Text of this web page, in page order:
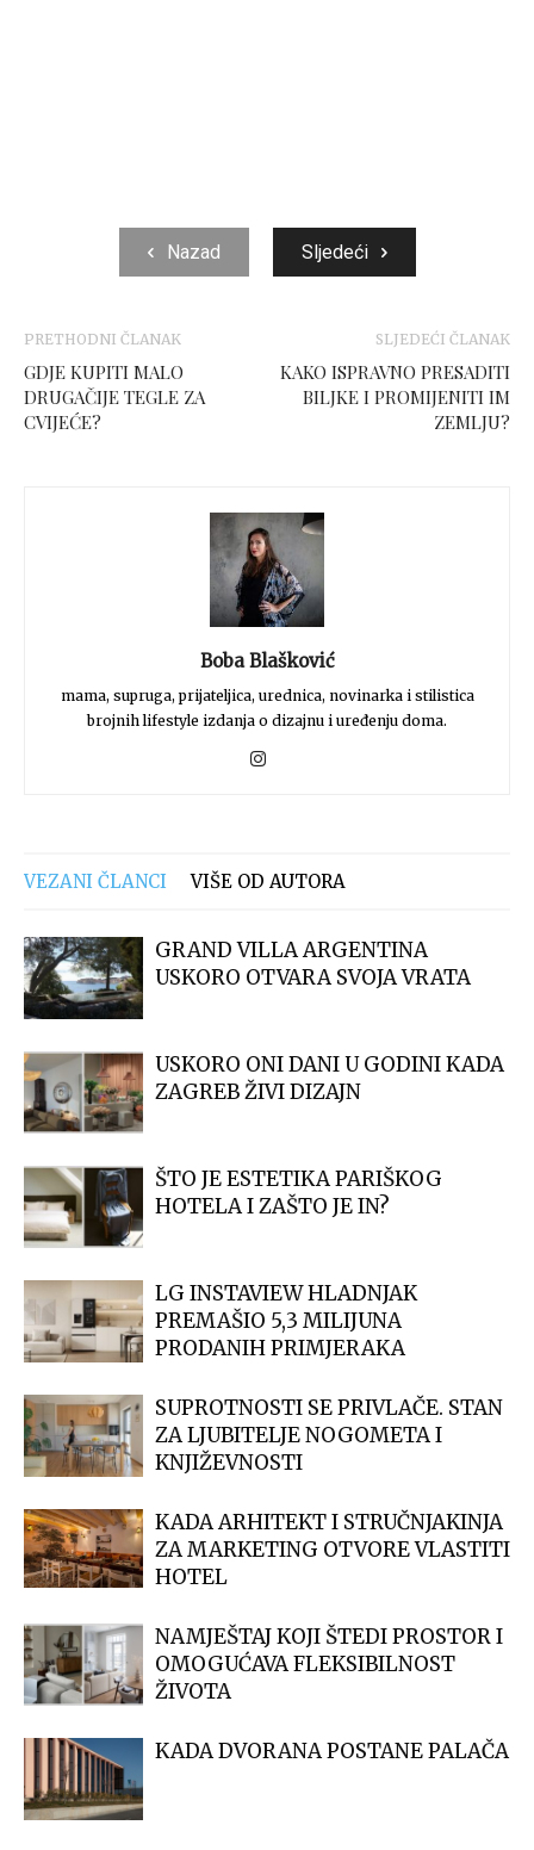
Nazad Sljedeći
PRETHODNI ČLANAK
GDJE KUPITI MALO
DRUGAČIJE TEGLE ZA
CVIJEĆE?
SLJEDEĆI ČLANAK
KAKO ISPRAVNO PRESADITI
BILJKE I PROMIJENITI IM
ZEMLJU?
Boba Blašković
mama, supruga, prijateljica, urednica, novinarka i stilistica
brojnih lifestyle izdanja o dizajnu i uređenju doma.
VEZANI ČLANCI VIŠE OD AUTORA
GRAND VILLA ARGENTINA
USKORO OTVARA SVOJA VRATA
USKORO ONI DANI U GODINI KADA
ZAGREB ŽIVI DIZAJN
ŠTO JE ESTETIKA PARIŠKOG
HOTELA I ZAŠTO JE IN?
LG INSTAVIEW HLADNJAK
PREMAŠIO 5,3 MILIJUNA
PRODANIH PRIMJERAKA
SUPROTNOSTI SE PRIVLAČE. STAN
ZA LJUBITELJE NOGOMETA I
KNJIŽEVNOSTI
KADA ARHITEKT I STRUČNJAKINJA
ZA MARKETING OTVORE VLASTITI
HOTEL
NAMJEŠTAJ KOJI ŠTEDI PROSTOR I
OMOGUĆAVA FLEKSIBILNOST
ŽIVOTA
KADA DVORANA POSTANE PALAČA